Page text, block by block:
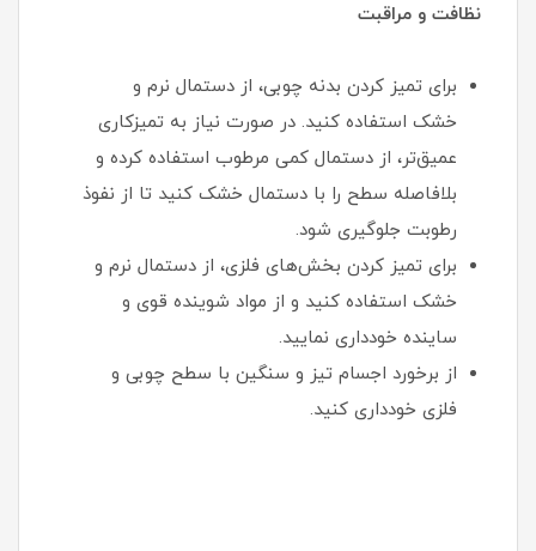
نظافت و مراقبت
برای تمیز کردن بدنه چوبی، از دستمال نرم و
خشک استفاده کنید. در صورت نیاز به تمیزکاری
عمیق‌تر، از دستمال کمی مرطوب استفاده کرده و
بلافاصله سطح را با دستمال خشک کنید تا از نفوذ
رطوبت جلوگیری شود.
برای تمیز کردن بخش‌های فلزی، از دستمال نرم و
خشک استفاده کنید و از مواد شوینده قوی و
ساینده خودداری نمایید.
از برخورد اجسام تیز و سنگین با سطح چوبی و
فلزی خودداری کنید.